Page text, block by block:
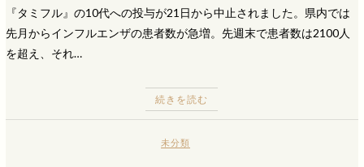
『タミフル』の10代への投与が21日から中止されました。県内では
先月からインフルエンザの患者数が急増。先週末で患者数は2100人
を超え、それ…
続きを読む
未分類